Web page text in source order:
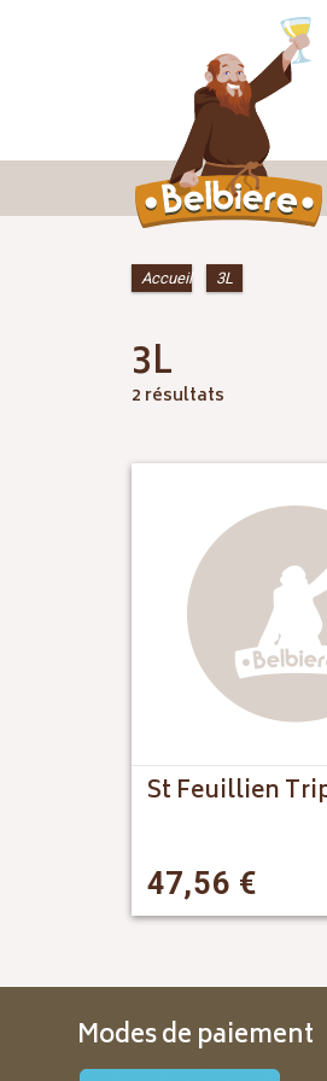
Accueil» 3L
3L
2 résultats
St Feuillien
47,56 €
Modes de paiement